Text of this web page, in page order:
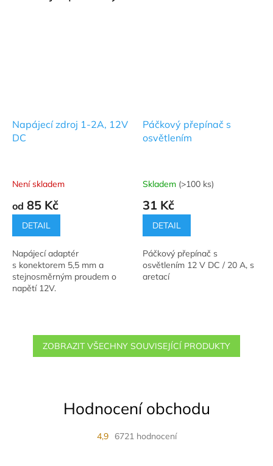
Napájecí zdroj 1-2A, 12V
DC
Průměrné
produktu
5,0
5
hvězdiček.
Není skladem
od 85 Kč
DETAIL
Napájecí adaptér
s konektorem 5,5 mm a
stejnosměrným proudem o
napětí 12V.
Páčkový přepínač s
osvětlením
Průměrné
hodnocení
produktu
4,7
5
hvězdiček.
Skladem (>100 ks)
31 Kč
DETAIL
Páčkový přepínač s
osvětlením 12 V DC / 20 A, s
aretací
ZOBRAZIT VŠECHNY SOUVISEJÍCÍ PRODUKTY
Hodnocení obchodu
4,9 6721 hodnocení